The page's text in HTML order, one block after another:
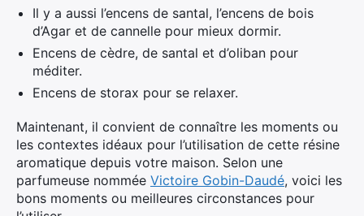
Il y a aussi l’encens de santal, l’encens de bois
d’Agar et de cannelle pour mieux dormir.
Encens de cèdre, de santal et d’oliban pour
méditer.
Encens de storax pour se relaxer.
Maintenant, il convient de connaître les moments ou
les contextes idéaux pour l’utilisation de cette résine
aromatique depuis votre maison. Selon une
parfumeuse nommée Victoire Gobin-Daudé, voici les
bons moments ou meilleures circonstances pour